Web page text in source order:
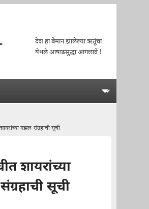
देश हा बेमान झालेल्या ऋतूंचा
येथले आषाढसुद्धा आगलावे !
गझल-संग्रहाची सूची
शायरांच्या
सूची